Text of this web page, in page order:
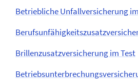
Betriebliche Unfall­versicherung
Brillenzusatz­versicherung im Test